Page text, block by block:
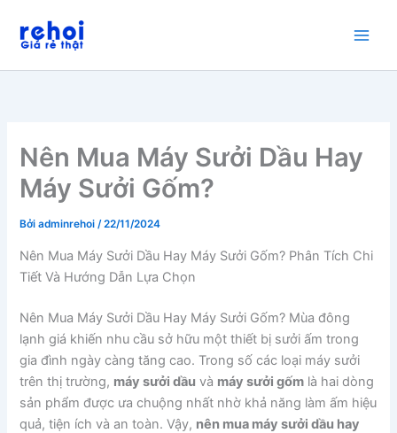
dung
Nên Mua Máy Sưởi Dầu Hay
Máy Sưởi Gốm?
Bởiadminrehoi/22/11/2024
Nên Mua Máy Sưởi Dầu Hay Máy Sưởi Gốm? Phân Tích Chi
Tiết Và Hướng Dẫn Lựa Chọn
Nên Mua Máy Sưởi Dầu Hay Máy Sưởi Gốm? Mùa đông
lạnh giá khiến nhu cầu sở hữu một thiết bị sưởi ấm trong
gia đình ngày càng tăng cao. Trong số các loại máy sưởi
trên thị trường, máy sưởi dầu và máy sưởi gốm là hai dòng
sản phẩm được ưa chuộng nhất nhờ khả năng làm ấm hiệu
quả, tiện ích và an toàn. Vậy, nên mua máy sưởi dầu hay